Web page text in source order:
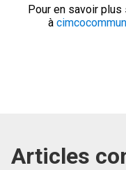
Pour en savoir plus
à
Articles